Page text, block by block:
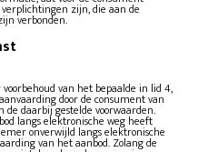
zijn, die aan de
verbonden.
van het bepaalde in lid 4,
door de consument van
de daarbij gestelde voorwaarden.
langs elektronische weg heeft
onverwijld langs elektronische
van het aanbod. Zolang de